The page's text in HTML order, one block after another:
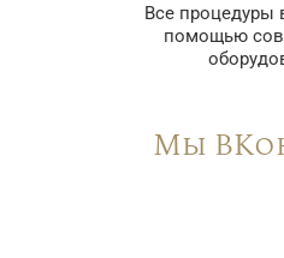
Все
помощью
Мы